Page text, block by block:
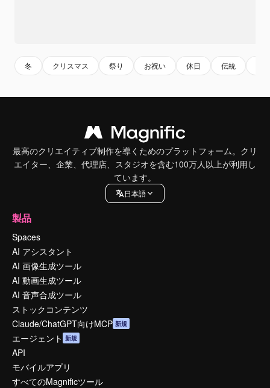
冬 クリスマス 祭り お祝い 休日 伝統
最高のクリエイティブ制作を導くためのプラットフォーム。クリ
エイター、企業、代理店、スタジオを含む100万人以上が利用し
ています。
日本語
製品
Spaces
AI アシスタント
AI 画像生成ツール
AI 動画生成ツール
AI 音声合成ツール
ストックコンテンツ
Claude/ChatGPT向けMCP 新規
エージェント 新規
API
モバイルアプリ
すべてのMagnificツール